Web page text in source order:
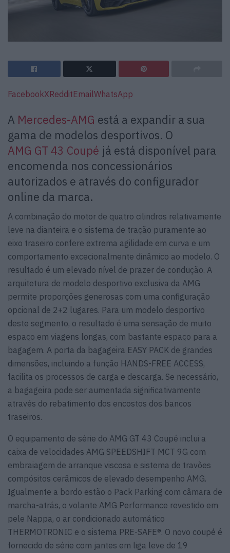
FacebookXRedditEmailWhatsApp
A Mercedes-AMG está a expandir a sua
gama de modelos desportivos. O
AMG GT 43 Coupé já está disponível para
encomenda nos concessionários
autorizados e através do configurador
online da marca.
A combinação do motor de quatro cilindros relativamente
leve na dianteira e o sistema de tração puramente ao
eixo traseiro confere extrema agilidade em curva e um
comportamento excecionalmente dinâmico ao modelo. O
resultado é um elevado nível de prazer de condução. A
arquitetura de modelo desportivo exclusiva da AMG
permite proporções generosas com uma configuração
opcional de 2+2 lugares. Para um modelo desportivo
deste segmento, o resultado é uma sensação de muito
espaço em viagens longas, com bastante espaço para a
bagagem. A porta da bagageira EASY PACK de grandes
dimensões, incluindo a função HANDS-FREE ACCESS,
facilita os processos de carga e descarga. Se necessário,
a bagageira pode ser aumentada significativamente
através do rebatimento dos encostos dos bancos
traseiros.
O equipamento de série do AMG GT 43 Coupé inclui a
caixa de velocidades AMG SPEEDSHIFT MCT 9G com
embraiagem de arranque viscosa e sistema de travões
compósitos cerâmicos de elevado desempenho AMG.
Igualmente a bordo estão o Pack Parking com câmara de
marcha-atrás, o volante AMG Performance revestido em
pele Nappa, o ar condicionado automático
THERMOTRONIC e o sistema PRE-SAFE®. O novo coupé é
fornecido de série com jantes em liga leve de 19